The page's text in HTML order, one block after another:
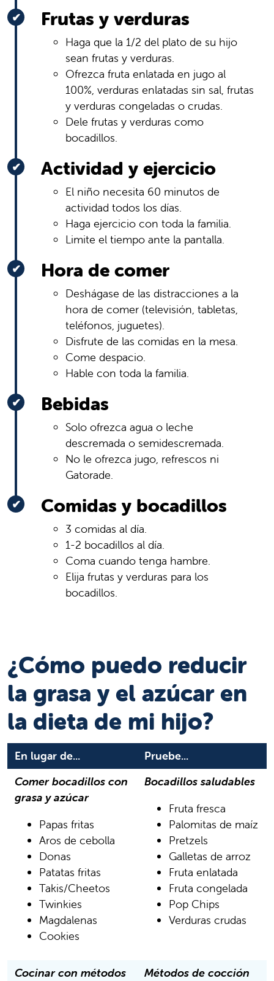
Frutas y verduras
Haga que la 1/2 del plato de su hijo
sean frutas y verduras.
Ofrezca fruta enlatada en jugo al
100%, verduras enlatadas sin sal, frutas
y verduras congeladas o crudas.
Dele frutas y verduras como
bocadillos.
Actividad y ejercicio
El niño necesita 60 minutos de
actividad todos los días.
Haga ejercicio con toda la familia.
Limite el tiempo ante la pantalla.
Hora de comer
Deshágase de las distracciones a la
hora de comer (televisión, tabletas,
teléfonos, juguetes).
Disfrute de las comidas en la mesa.
Come despacio.
Hable con toda la familia.
Bebidas
Solo ofrezca agua o leche
descremada o semidescremada.
No le ofrezca jugo, refrescos ni
Gatorade.
Comidas y bocadillos
3 comidas al día.
1-2 bocadillos al día.
Coma cuando tenga hambre.
Elija frutas y verduras para los
bocadillos.
¿Cómo puedo reducir
la grasa y el azúcar en
la dieta de mi hijo?
En lugar de...
Pruebe...
Comer bocadillos con
grasa y azúcar
Papas fritas
Aros de cebolla
Donas
Patatas fritas
Takis/Cheetos
Twinkies
Magdalenas
Cookies
Bocadillos saludables
Fruta fresca
Palomitas de maíz
Pretzels
Galletas de arroz
Fruta enlatada
Fruta congelada
Pop Chips
Verduras crudas
Cocinar con métodos
Métodos de cocción